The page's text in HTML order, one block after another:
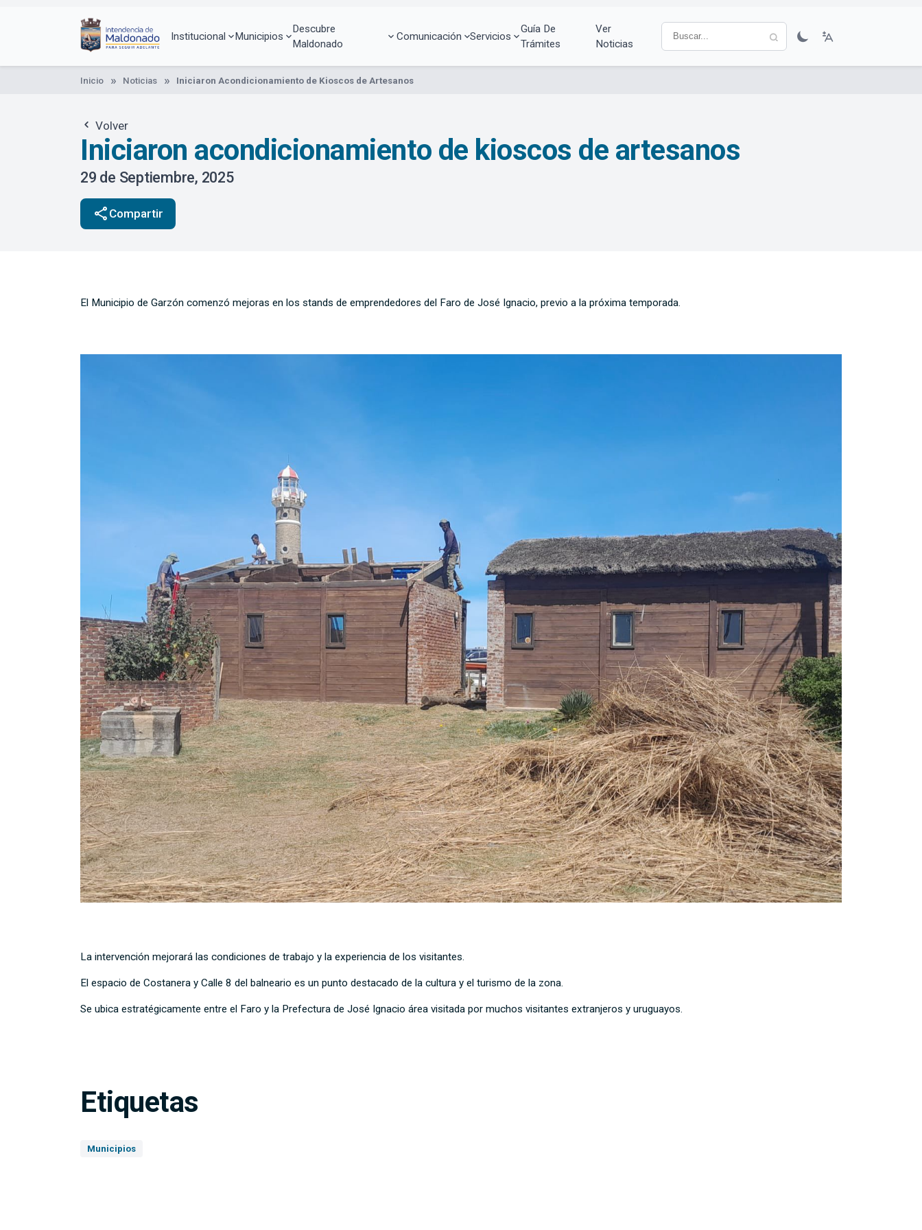
Institucional Municipios
Descubre
Maldonado
Comunicación Servicios
Guía De
Trámites
Ver
Noticias
Inicio Noticias Iniciaron Acondicionamiento de Kioscos de Artesanos
Volver
Iniciaron acondicionamiento de kioscos de artesanos
29 de Septiembre, 2025
share Compartir
El Municipio de Garzón comenzó mejoras en los stands de emprendedores del Faro de José Ignacio, previo a la próxima temporada.
La intervención mejorará las condiciones de trabajo y la experiencia de los visitantes.
El espacio de Costanera y Calle 8 del balneario es un punto destacado de la cultura y el turismo de la zona.
Se ubica estratégicamente entre el Faro y la Prefectura de José Ignacio área visitada por muchos visitantes extranjeros y uruguayos.
Etiquetas
Municipios